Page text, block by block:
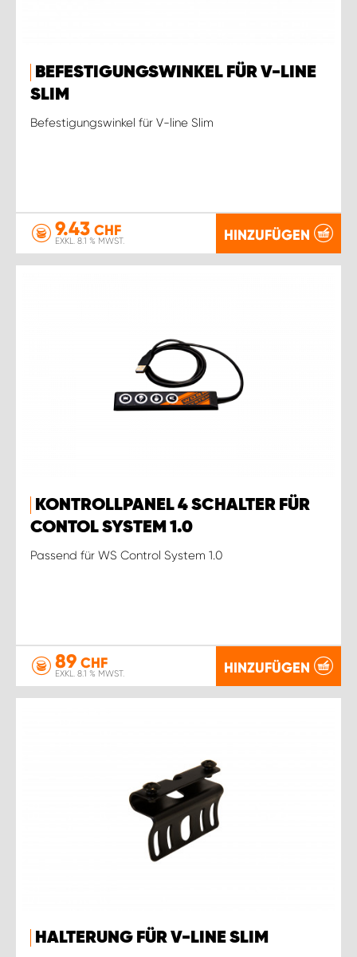
BEFESTIGUNGSWINKEL FÜR V-LINE
SLIM
Befestigungswinkel für V-line Slim
9.43 CHF
EXKL. 8.1 % MWST. HINZUFÜGEN
KONTROLLPANEL 4 SCHALTER FÜR
CONTOL SYSTEM 1.0
Passend für WS Control System 1.0
89 CHF
EXKL. 8.1 % MWST. HINZUFÜGEN
HALTERUNG FÜR V-LINE SLIM